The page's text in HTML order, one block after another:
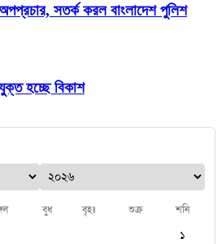
সতর্ক করল বাংলাদেশ পুলিশ
হচ্ছে বিকাশ
বুধ বৃহঃ শুক্র শনি
১